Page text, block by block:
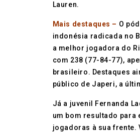
Lauren.
Mais destaques – O
indonésia radicada no
a melhor jogadora do
com 238 (77-84-77),
brasileiro. Destaques
público de Japeri, a
Já a juvenil Fernanda
um bom resultado para
jogadoras à sua frente.